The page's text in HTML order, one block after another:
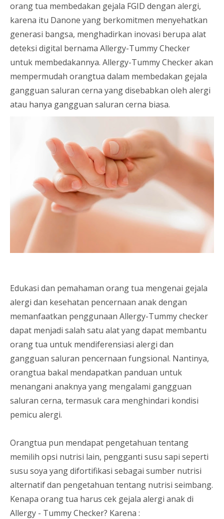
orang tua membedakan gejala FGID dengan alergi,
karena itu Danone yang berkomitmen menyehatkan
generasi bangsa, menghadirkan inovasi berupa alat
deteksi digital bernama Allergy-Tummy Checker
untuk membedakannya. Allergy-Tummy Checker akan
mempermudah orangtua dalam membedakan gejala
gangguan saluran cerna yang disebabkan oleh alergi
atau hanya gangguan saluran cerna biasa.
Edukasi dan pemahaman orang tua mengenai gejala
alergi dan kesehatan pencernaan anak dengan
memanfaatkan penggunaan Allergy-Tummy checker
dapat menjadi salah satu alat yang dapat membantu
orang tua untuk mendiferensiasi alergi dan
gangguan saluran pencernaan fungsional. Nantinya,
orangtua bakal mendapatkan panduan untuk
menangani anaknya yang mengalami gangguan
saluran cerna, termasuk cara menghindari kondisi
pemicu alergi.
Orangtua pun mendapat pengetahuan tentang
memilih opsi nutrisi lain, pengganti susu sapi seperti
susu soya yang difortifikasi sebagai sumber nutrisi
alternatif dan pengetahuan tentang nutrisi seimbang.
Kenapa orang tua harus cek gejala alergi anak di
Allergy - Tummy Checker? Karena :